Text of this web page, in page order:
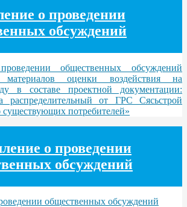
о проведении
обсуждений
общественных обсуждений
материалов оценки воздействия на
в составе проектной документации:
распределительный от ГРС Сясьстрой
потребителей»
о проведении
обсуждений
общественных обсуждений